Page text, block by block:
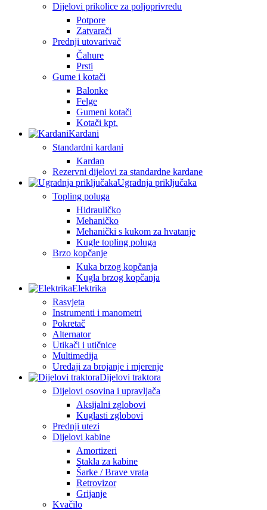
Dijelovi prikolice za poljoprivredu
Potpore
Zatvarači
Prednji utovarivač
Čahure
Prsti
Gume i kotači
Balonke
Felge
Gumeni kotači
Kotači kpt.
Kardani
Standardni kardani
Kardan
Rezervni dijelovi za standardne kardane
Ugradnja priključaka
Topling poluga
Hidrauličko
Mehaničko
Mehanički s kukom za hvatanje
Kugle topling poluga
Brzo kopčanje
Kuka brzog kopčanja
Kugla brzog kopčanja
Elektrika
Rasvjeta
Instrumenti i manometri
Pokretač
Alternator
Utikači i utičnice
Multimedija
Uređaji za brojanje i mjerenje
Dijelovi traktora
Dijelovi osovina i upravljača
Aksijalni zglobovi
Kuglasti zglobovi
Prednji utezi
Dijelovi kabine
Amortizeri
Stakla za kabine
Šarke / Brave vrata
Retrovizor
Grijanje
Kvačilo